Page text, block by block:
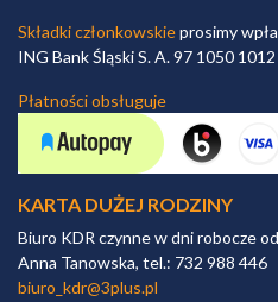
Składki członkowskieprosimy
ING Bank Śląski S. A. 97 1050
Płatności obsługuje
KARTA DUŻEJ RODZINY
Biuro KDR czynne w dni robocze
Anna Tanowska, tel.: 732 988 446
biuro_kdr@3plus.pl